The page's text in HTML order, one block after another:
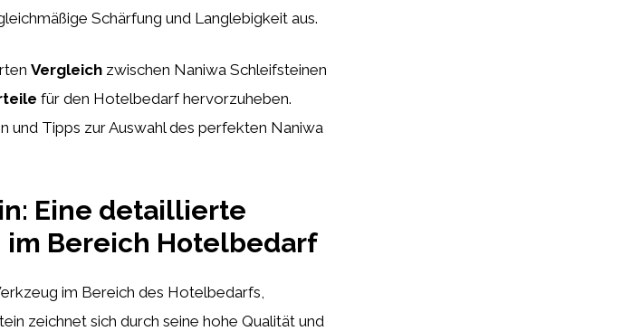
Schärfung und Langlebigkeit aus.
Vergleich zwischen Naniwa Schleifsteinen
für den Hotelbedarf hervorzuheben.
und Tipps zur Auswahl des perfekten Naniwa
Eine detaillierte
im Bereich Hotelbedarf
im Bereich des Hotelbedarfs,
zeichnet sich durch seine hohe Qualität und